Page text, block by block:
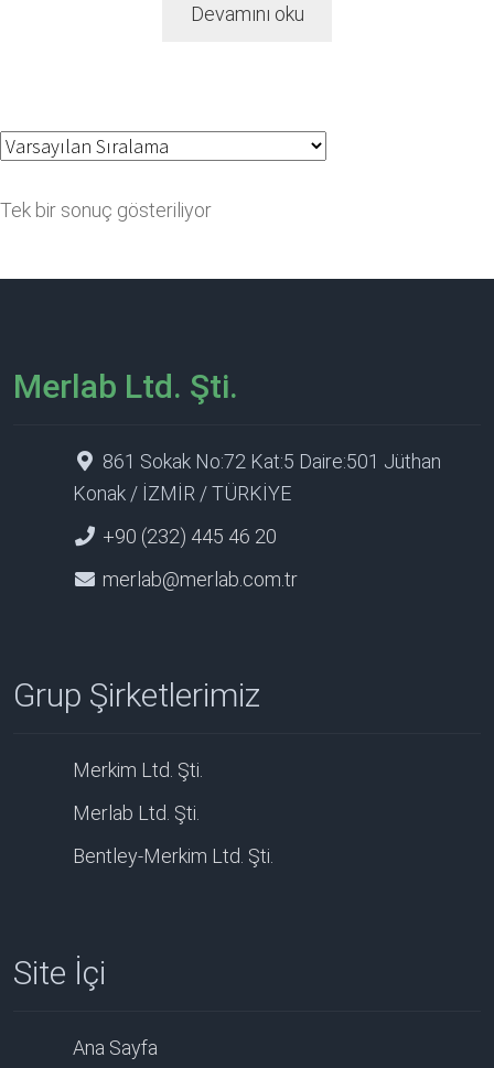
Devamını oku
Tek bir sonuç gösteriliyor
Merlab Ltd. Şti.
861 Sokak No:72 Kat:5 Daire:501 Jüthan
Konak / İZMİR / TÜRKİYE
+90 (232) 445 46 20
merlab@merlab.com.tr
Grup Şirketlerimiz
Merkim Ltd. Şti.
Merlab Ltd. Şti.
Bentley-Merkim Ltd. Şti.
Site İçi
Ana Sayfa